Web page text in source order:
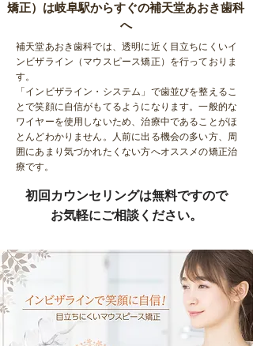
矯正）は岐阜駅からすぐの補天堂あおき歯科
へ
補天堂あおき歯科では、透明に近く目立ちにくいイ
ンビザライン（マウスピース矯正）を行っておりま
す。
「インビザライン・システム」で歯並びを整えるこ
とで笑顔に自信がもてるようになります。一般的な
ワイヤーを使用しないため、治療中であることがほ
とんどわかりません。人前に出る機会の多い方、周
囲にあまり気づかれたくない方へオススメの矯正治
療です。
初回カウンセリングは無料ですので
お気軽にご相談ください。